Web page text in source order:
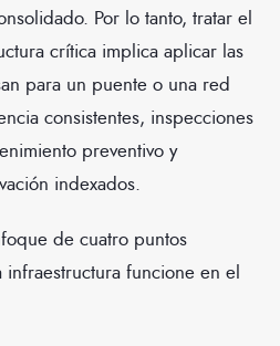
Por lo tanto, tratar el
crítica implica aplicar las
para un puente o una red
consistentes, inspecciones
preventivo y
indexados.
de cuatro puntos
infraestructura funcione en el